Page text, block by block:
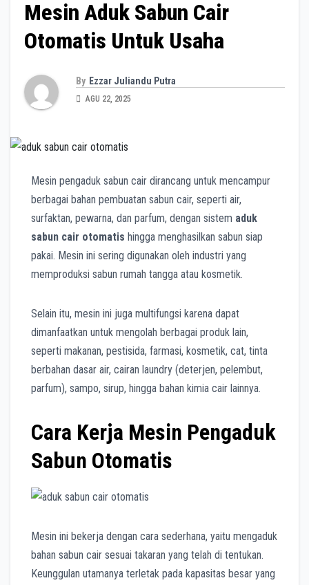
Mesin Aduk Sabun Cair
Otomatis Untuk Usaha
By Ezzar Juliandu Putra
AGU 22, 2025
Mesin pengaduk sabun cair dirancang untuk mencampur
berbagai bahan pembuatan sabun cair, seperti air,
surfaktan, pewarna, dan parfum, dengan sistem aduk
sabun cair otomatis hingga menghasilkan sabun siap
pakai. Mesin ini sering digunakan oleh industri yang
memproduksi sabun rumah tangga atau kosmetik.
Selain itu, mesin ini juga multifungsi karena dapat
dimanfaatkan untuk mengolah berbagai produk lain,
seperti makanan, pestisida, farmasi, kosmetik, cat, tinta
berbahan dasar air, cairan laundry (deterjen, pelembut,
parfum), sampo, sirup, hingga bahan kimia cair lainnya.
Cara Kerja Mesin Pengaduk
Sabun Otomatis
Mesin ini bekerja dengan cara sederhana, yaitu mengaduk
bahan sabun cair sesuai takaran yang telah di tentukan.
Keunggulan utamanya terletak pada kapasitas besar yang